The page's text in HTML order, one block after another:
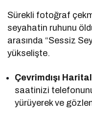
Sürekli fotoğraf
seyahatin ruhunu
arasında “Sessiz
yükselişte.
Çevrimdışı
saatinizi
yürüyerek ve